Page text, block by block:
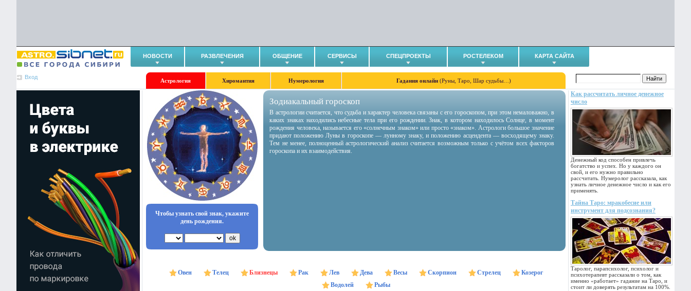
НОВОСТИ РАЗВЛЕЧЕНИЯ ОБЩЕНИЕ СЕРВИСЫ СПЕЦПРОЕКТЫ РОСТЕЛЕКОМ КАРТА САЙТА
Вход
Астрология Хиромантия Нумерология Гадания онлайн (Руны, Таро, Шар судьбы…)
Как рассчитать личное денежное
число
Денежный код способен привлечь
богатство и успех. Но у каждого он
свой, и его нужно правильно
рассчитать. Нумеролог рассказала, как
узнать личное денежное число и как его
применять.
Тайна Таро: мракобесие или
инструмент для подсознания?
Таролог, парапсихолог, психолог и
психотерапевт рассказали о том, как
именно «работает» гадание на Таро, и
стоит ли доверять результатам на 100%.
Чтобы узнать свой знак, укажите
день рождения.
Зодиакальный гороскоп
В астрологии считается, что судьба и характер человека связаны с его гороскопом, при этом немаловажно, в
каких знаках находились небесные тела при его рождении. Знак, в котором находилось Солнце, в момент
рождения человека, называется его «солнечным знаком» или просто «знаком». Астрологи большое значение
придают положению Луны в гороскопе — лунному знаку, и положению асцендента — восходящему знаку.
Тем не менее, полноценный астрологический анализ считается возможным только с учётом всех факторов
гороскопа и их взаимодействия.
Овен Телец Близнецы Рак Лев Дева Весы Скорпион Стрелец
Козерог
Водолей
Рыбы